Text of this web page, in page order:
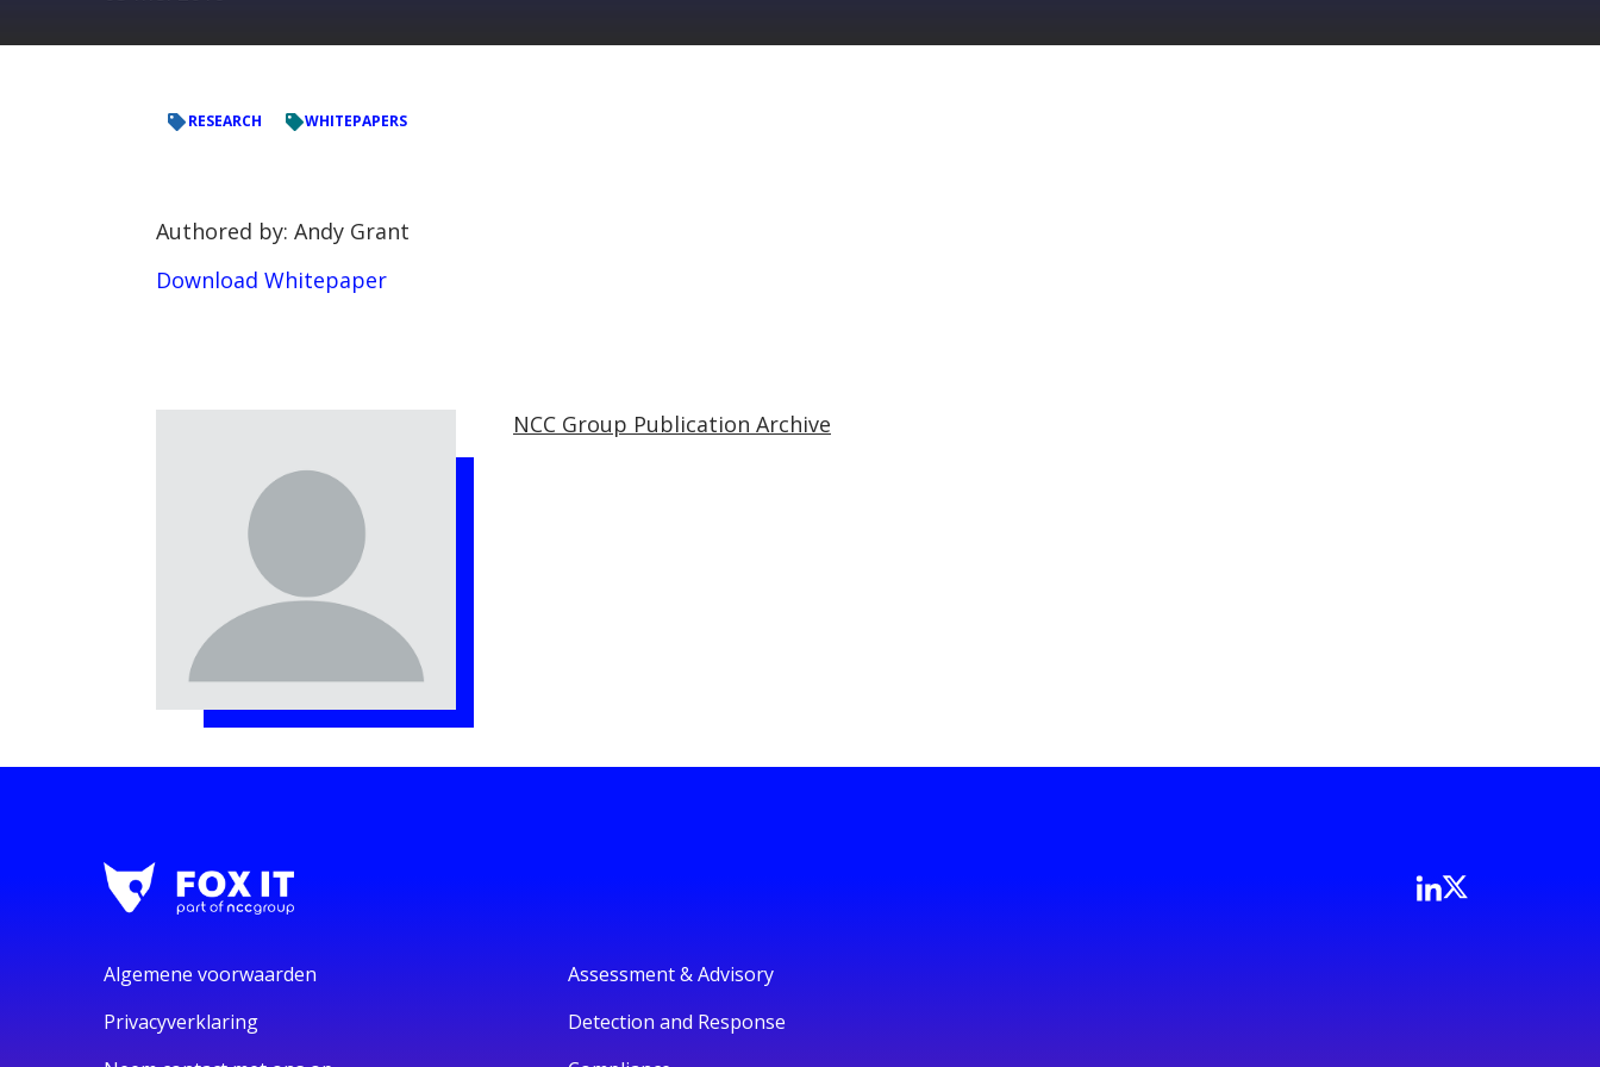
RESEARCH WHITEPAPERS
Authored by: Andy Grant
Download Whitepaper
NCC Group Publication Archive
Algemene voorwaarden
Privacyverklaring
Assessment & Advisory
Detection and Response